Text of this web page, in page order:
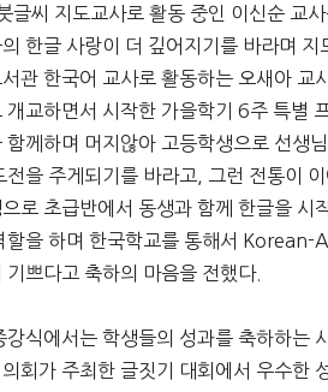
글씨 지도교사로 활동 중인 이신순 교
한글 사랑이 더 깊어지기를 바라며
관 한국어 교사로 활동하는 오새아 교
개교하면서 시작한 가을학기 6주 특별
함께하며 머지않아 고등학생으로 선생
전을 주게되기를 바라고, 그런 전통이
로 초급반에서 동생과 함께 한글을 시
할을 하며 한국학교를 통해서 Korean-
기쁘다고 축하의 마음을 전했다.
강식에서는 학생들의 성과를 축하하는
회가 주최한 글짓기 대회에서 우수한